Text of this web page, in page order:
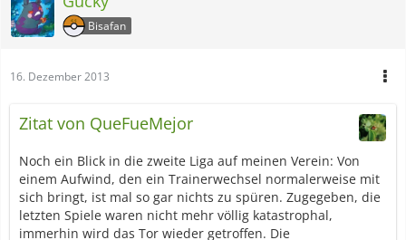
Bisafan
16. Dezember 2013
Zitat von QueFueMejor
Noch ein Blick in die zweite Liga auf meinen Verein: Von
einem Aufwind, den ein Trainerwechsel normalerweise mit
sich bringt, ist mal so gar nichts zu spüren. Zugegeben, die
letzten Spiele waren nicht mehr völlig katastrophal,
immerhin wird das Tor wieder getroffen. Die